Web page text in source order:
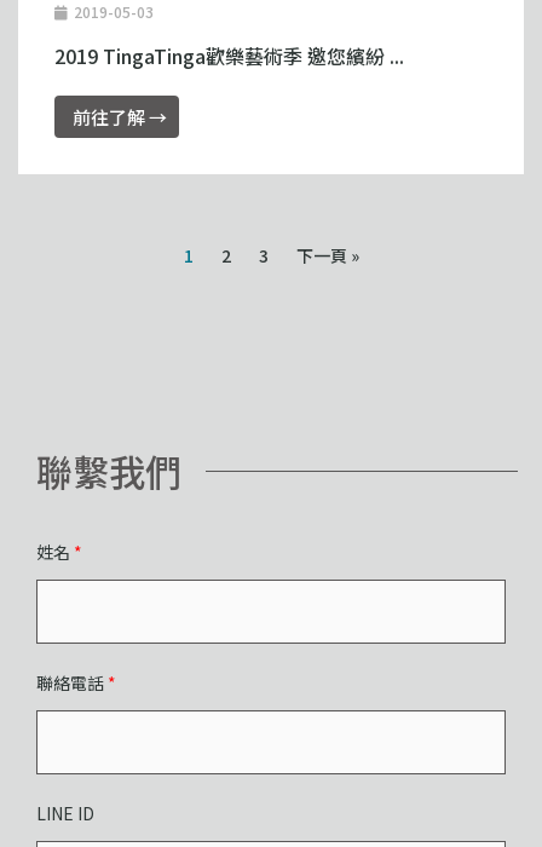
2019-05-03
2019 TingaTinga歡樂藝術季 邀您繽紛 ...
前往了解 →
1 2 3 下一頁 »
聯繫我們
姓名 *
聯絡電話 *
LINE ID